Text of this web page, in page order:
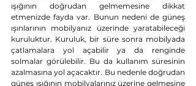
ışığının doğrudan gelmemesine dikkat
etmenizde fayda var. Bunun nedeni de güneş
ışınlarının mobilyanız üzerinde yaratabileceği
kuruluktur. Kuruluk, bir süre sonra mobilyada
çatlamalara yol açabilir ya da renginde
solmalar görülebilir. Bu da kullanım süresinin
azalmasına yol açacaktır. Bu nedenle doğrudan
güneş ışığının mobilyalarınız üzerine gelmesine